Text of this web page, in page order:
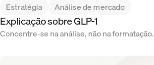
Estratégia Análise de mercado
Explicação sobre GLP-1
Concentre-se na análise, não na formatação.